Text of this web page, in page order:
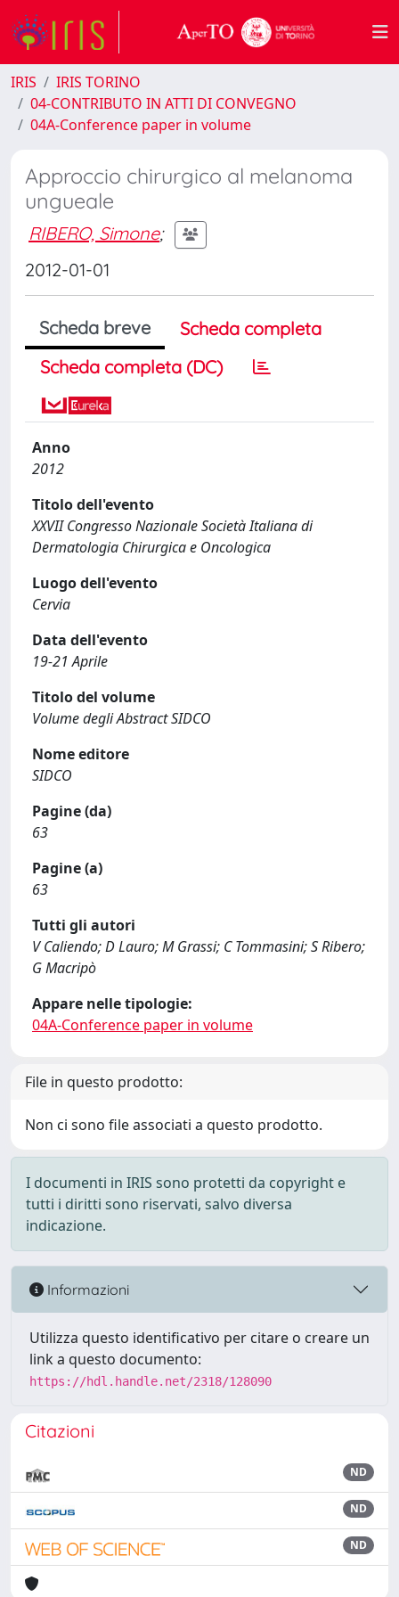
IRIS
IRIS TORINO
04-CONTRIBUTO IN ATTI DI CONVEGNO
04A-Conference paper in volume
Approccio chirurgico al melanoma
ungueale
RIBERO, Simone;
2012-01-01
Scheda breve
Scheda completa
Scheda completa (DC)
Anno
2012
Titolo dell'evento
XXVII Congresso Nazionale Società Italiana di
Dermatologia Chirurgica e Oncologica
Luogo dell'evento
Cervia
Data dell'evento
19-21 Aprile
Titolo del volume
Volume degli Abstract SIDCO
Nome editore
SIDCO
Pagine (da)
63
Pagine (a)
63
Tutti gli autori
V Caliendo; D Lauro; M Grassi; C Tommasini; S Ribero;
G Macripò
Appare nelle tipologie:
04A-Conference paper in volume
File in questo prodotto:
Non ci sono file associati a questo prodotto.
I documenti in IRIS sono protetti da copyright e
tutti i diritti sono riservati, salvo diversa
indicazione.
Informazioni
Utilizza questo identificativo per citare o creare un
link a questo documento:
https://hdl.handle.net/2318/128090
Citazioni
ND
ND
ND